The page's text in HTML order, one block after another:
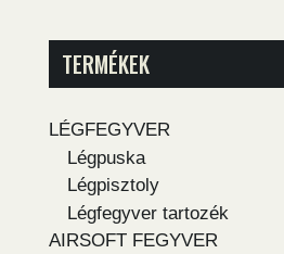
TERMÉKEK
LÉGFEGYVER
Légpuska
Légpisztoly
Légfegyver tartozék
AIRSOFT FEGYVER